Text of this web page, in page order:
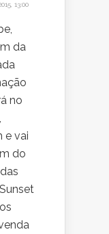
13:00
da
no
e vai
do